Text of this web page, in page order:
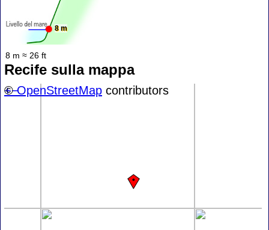
8 m
8 m ≈ 26 ft
Recife sulla mappa
+−
©OpenStreetMap contributors